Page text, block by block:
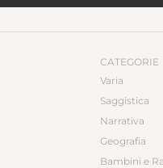
CATEGORIE
Varia
Saggistica
Narrativa
Geografia
Bambini e